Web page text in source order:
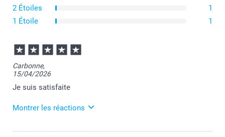
2 Étoiles
1
1 Étoile
1
Carbonne,
15/04/2026
Je suis satisfaite
Montrer les réactions
22/04/2026